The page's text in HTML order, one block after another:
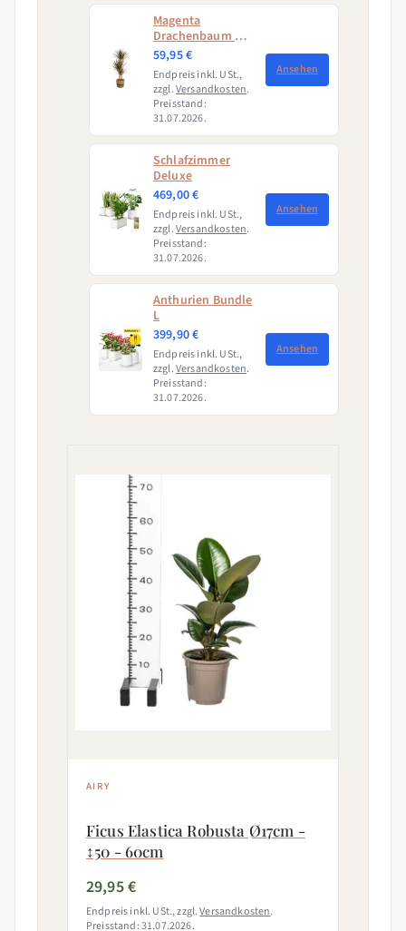
Magenta
Drachenbaum mit
Korb (Dracaena
Marginata
Magenta)
59,95 €
Endpreis inkl. USt.,
zzgl.Versandkosten.
Preisstand:
31.07.2026.
Ansehen
Schlafzimmer
Deluxe
469,00 €
Endpreis inkl. USt.,
zzgl.Versandkosten.
Preisstand:
31.07.2026.
Ansehen
Anthurien Bundle
L
399,90 €
Endpreis inkl. USt.,
zzgl.Versandkosten.
Preisstand:
31.07.2026.
Ansehen
AIRY
Ficus Elastica Robusta Ø17cm -
↕50 - 60cm
29,95 €
Endpreis inkl. USt., zzgl.Versandkosten.
Preisstand: 31.07.2026.